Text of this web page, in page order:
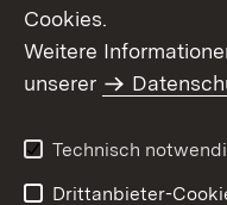
Benutzungshinweise
Cookies.
Weitere
unserer
Technisch
Drittanbieter-